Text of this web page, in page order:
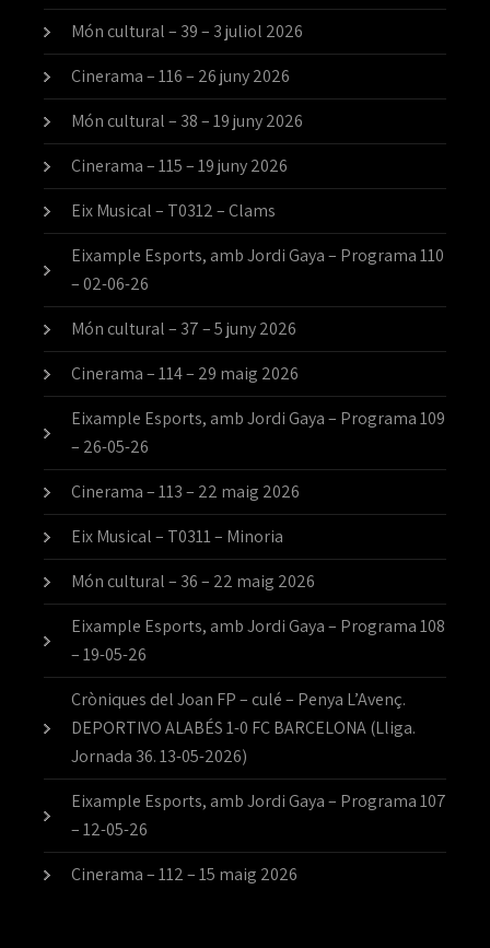
Món cultural – 39 – 3 juliol 2026
Cinerama – 116 – 26 juny 2026
Món cultural – 38 – 19 juny 2026
Cinerama – 115 – 19 juny 2026
Eix Musical – T0312 – Clams
Eixample Esports, amb Jordi Gaya – Programa 110
– 02-06-26
Món cultural – 37 – 5 juny 2026
Cinerama – 114 – 29 maig 2026
Eixample Esports, amb Jordi Gaya – Programa 109
– 26-05-26
Cinerama – 113 – 22 maig 2026
Eix Musical – T0311 – Minoria
Món cultural – 36 – 22 maig 2026
Eixample Esports, amb Jordi Gaya – Programa 108
– 19-05-26
Cròniques del Joan FP – culé – Penya L’Avenç.
DEPORTIVO ALABÉS 1-0 FC BARCELONA (Lliga.
Jornada 36. 13-05-2026)
Eixample Esports, amb Jordi Gaya – Programa 107
– 12-05-26
Cinerama – 112 – 15 maig 2026